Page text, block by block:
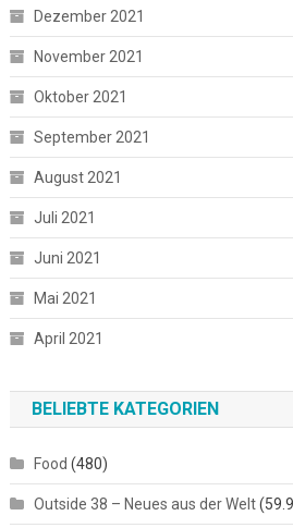
Dezember 2021
November 2021
Oktober 2021
September 2021
August 2021
Juli 2021
Juni 2021
Mai 2021
April 2021
BELIEBTE KATEGORIEN
Food (480)
Outside 38 – Neues aus der Welt